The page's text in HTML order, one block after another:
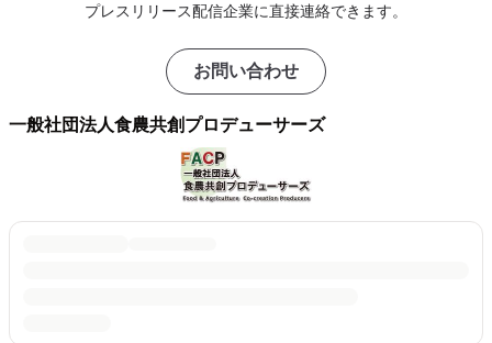
プレスリリース配信企業に直接連絡できます。
お問い合わせ
一般社団法人食農共創プロデューサーズ